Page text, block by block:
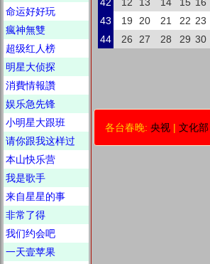
命运好好玩
瘋神無雙
超级红人榜
明星大侦探
消費情報讚
娱乐急先锋
小明星大跟班
请你跟我这样过
本山快乐营
我是歌手
来自星星的事
非常了得
我们约会吧
一天壹苹果
43
19 20 21 22 23
44
26 27 28 29 30
各台春晚: 央视 | 文化部